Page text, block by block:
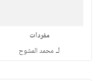
مفردات
لـ محمد المشوح